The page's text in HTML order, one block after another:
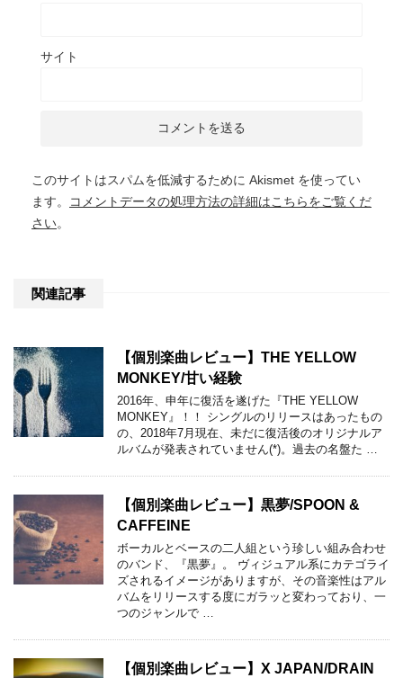
サイト
このサイトはスパムを低減するために Akismet を使ってい
ます。
コメントデータの処理方法の詳細はこちらをご覧くだ
さい。
関連記事
【個別楽曲レビュー】THE YELLOW
MONKEY/甘い経験
2016年、申年に復活を遂げた『THE YELLOW
MONKEY』！！ シングルのリリースはあったもの
の、2018年7月現在、未だに復活後のオリジナルア
ルバムが発表されていません(*)。過去の名盤た …
【個別楽曲レビュー】黒夢/SPOON &
CAFFEINE
ボーカルとベースの二人組という珍しい組み合わせ
のバンド、『黒夢』。 ヴィジュアル系にカテゴライ
ズされるイメージがありますが、その音楽性はアル
バムをリリースする度にガラッと変わっており、一
つのジャンルで …
【個別楽曲レビュー】X JAPAN/DRAIN